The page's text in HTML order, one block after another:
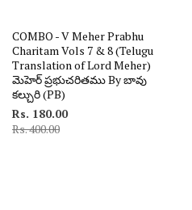
COMBO - V Meher Prabhu
Charitam Vols 7 & 8 (Telugu
Translation of Lord Meher)
మెహెర్ ప్రభుచరితము By బావు
కల్చురి (PB)
Rs. 180.00
Rs. 400.00